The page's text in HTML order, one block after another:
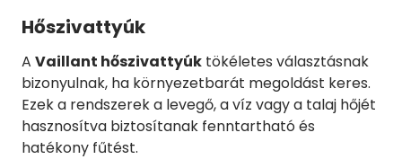
Hőszivattyúk
A Vaillant hőszivattyúk tökéletes választásnak
bizonyulnak, ha környezetbarát megoldást keres.
Ezek a rendszerek a levegő, a víz vagy a talaj hőjét
hasznosítva biztosítanak fenntartható és
hatékony fűtést.